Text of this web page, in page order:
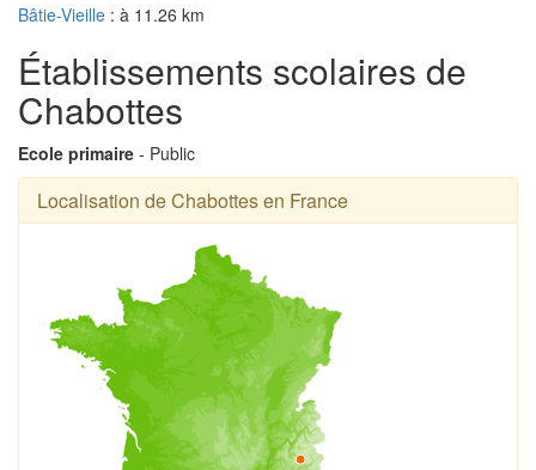
Bâtie-Vieille : à 11.26 km
Établissements scolaires de
Chabottes
Ecole primaire - Public
Localisation de Chabottes en France